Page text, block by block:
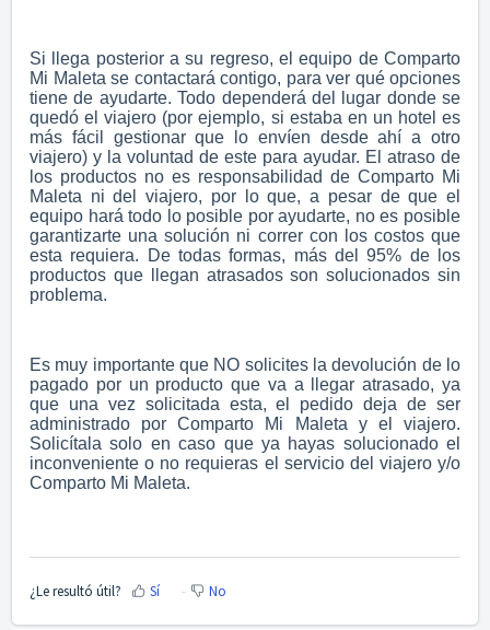
Si llega posterior a su regreso, el equipo de Comparto
Mi Maleta se contactará contigo, para ver qué opciones
tiene de ayudarte. Todo dependerá del lugar donde se
quedó el viajero (por ejemplo, si estaba en un hotel es
más fácil gestionar que lo envíen desde ahí a otro
viajero) y la voluntad de este para ayudar. El atraso de
los productos no es responsabilidad de Comparto Mi
Maleta ni del viajero, por lo que, a pesar de que el
equipo hará todo lo posible por ayudarte, no es posible
garantizarte una solución ni correr con los costos que
esta requiera. De todas formas, más del 95% de los
productos que llegan atrasados son solucionados sin
problema.
Es muy importante que NO solicites la devolución de lo
pagado por un producto que va a llegar atrasado, ya
que una vez solicitada esta, el pedido deja de ser
administrado por Comparto Mi Maleta y el viajero.
Solicítala solo en caso que ya hayas solucionado el
inconveniente o no requieras el servicio del viajero y/o
Comparto Mi Maleta.
¿Le resultó útil? Sí No